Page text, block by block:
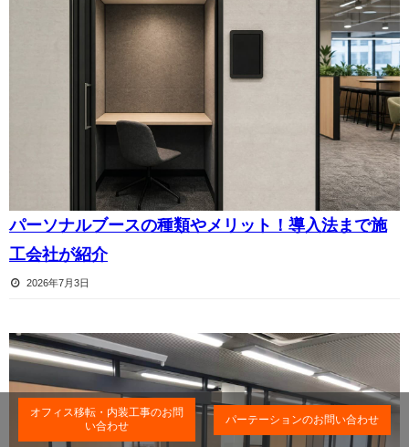
パーソナルブースの種類やメリット！導入法まで施
工会社が紹介
2026年7月3日
オフィス移転・内装工事のお問
い合わせ
パーテーションのお問い合わせ